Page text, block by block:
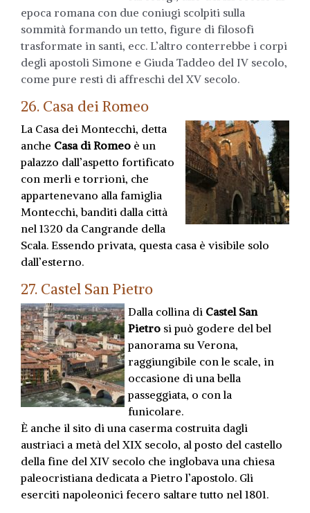
epoca romana con due coniugi scolpiti sulla
sommità formando un tetto, figure di filosofi
trasformate in santi, ecc. L’altro conterrebbe i corpi
degli apostoli Simone e Giuda Taddeo del IV secolo,
come pure resti di affreschi del XV secolo.
26. Casa dei Romeo
La Casa dei Montecchi, detta
anche Casa di Romeo è un
palazzo dall’aspetto fortificato
con merli e torrioni, che
appartenevano alla famiglia
Montecchi, banditi dalla città
nel 1320 da Cangrande della
Scala. Essendo privata, questa casa è visibile solo
dall’esterno.
27. Castel San Pietro
Dalla collina di Castel San
Pietrosi può godere del bel
panorama su Verona,
raggiungibile con le scale, in
occasione di una bella
passeggiata, o con la
funicolare.
È anche il sito di una caserma costruita dagli
austriaci a metà del XIX secolo, al posto del castello
della fine del XIV secolo che inglobava una chiesa
paleocristiana dedicata a Pietro l’apostolo. Gli
eserciti napoleonici fecero saltare tutto nel 1801.